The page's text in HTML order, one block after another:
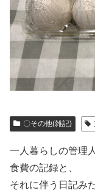
〇その他(雑記)
一人暮らしの管理
食費の記録と、
それに伴う日記み